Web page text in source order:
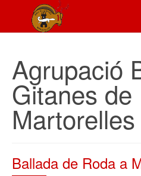
Agrupació
Gitanes de
Martorelles
Ballada de Roda a